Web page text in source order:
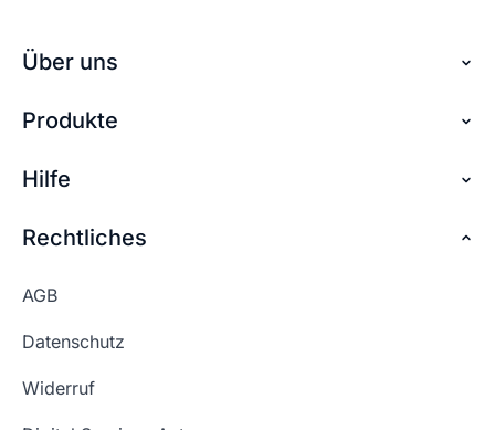
Über uns
Über checkdomain
Partnerprogramm
Impressum
Blog
Produkte
Domain reservieren
Domain sichern
Hilfe
FAQ + Hilfe
Whois Domain
Rechtliches
AGB
Datenschutz
Widerruf